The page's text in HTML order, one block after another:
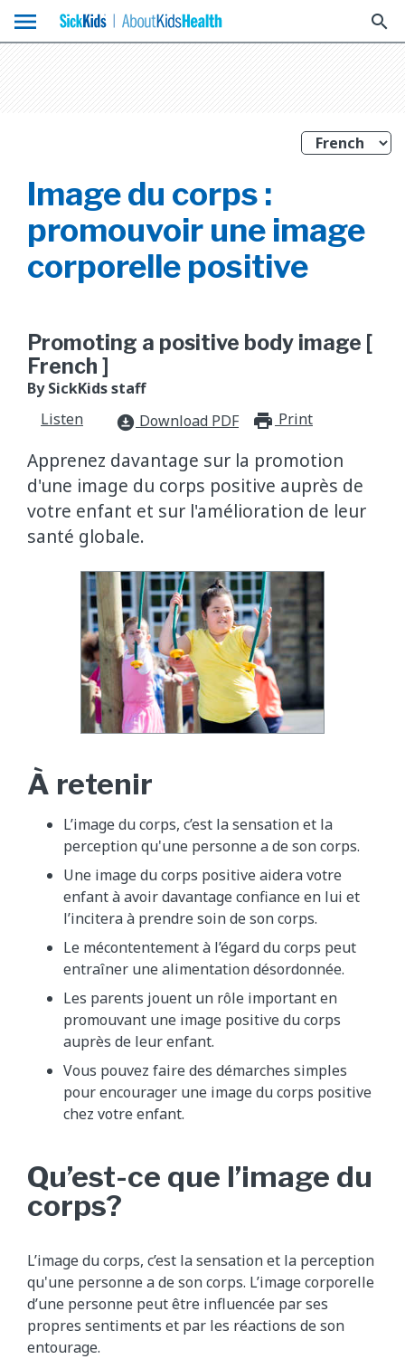
menu search
Image du corps :
promouvoir une image
corporelle positive
Promoting a positive body image [
French ]
By SickKids staff
Listen
download_for_offline Download PDF Print
Apprenez davantage sur la promotion
d'une image du corps positive auprès de
votre enfant et sur l'amélioration de leur
santé globale.
À retenir
L’image du corps, c’est la sensation et la
perception qu'une personne a de son corps.
Une image du corps positive aidera votre
enfant à avoir davantage confiance en lui et
l’incitera à prendre soin de son corps.
Le mécontentement à l’égard du corps peut
entraîner une alimentation désordonnée.
Les parents jouent un rôle important en
promouvant une image positive du corps​
auprès de leur enfant.
Vous pouvez faire des démarches simples
pour encourager une image du corps positive
chez votre enfant.
Qu’est-ce que l’image du
corps?
L’image du corps, c’est la sensation et la perception
qu'une personne a de son corps. L’image corporelle
d’une personne peut être influencée par ses
propres sentiments et par les réactions de son
entourage.